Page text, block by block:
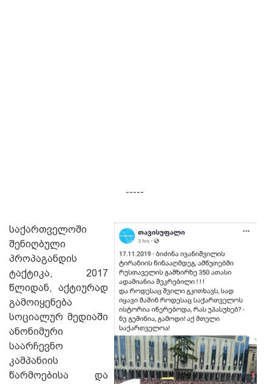
-----
საქართველოში
შენიღბული
პროპაგანდის
ტაქტიკა, 2017
წლიდან, აქტიურად
გამოიყენება
სოციალურ მედიაში
ანონიმური
საარჩევნო
კამპანიის
წარმოებისა და